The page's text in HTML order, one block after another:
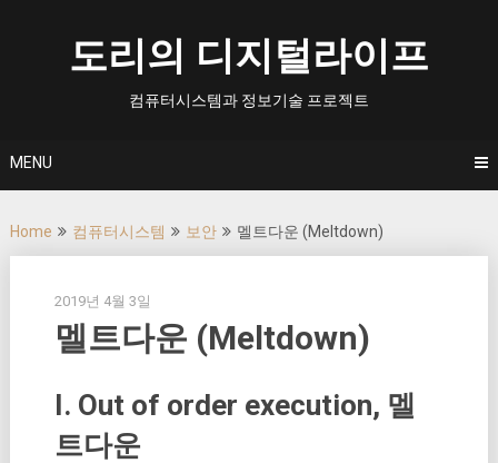
도리의 디지털라이프
컴퓨터시스템과 정보기술 프로젝트
MENU
Home 컴퓨터시스템 보안 멜트다운 (Meltdown)
2019년 4월 3일
멜트다운 (Meltdown)
I. Out of order execution, 멜
트다운